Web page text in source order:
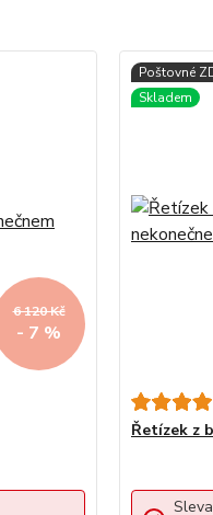
6 120 Kč
- 7 %
Řetízek z